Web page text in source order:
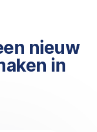
nieuw
in